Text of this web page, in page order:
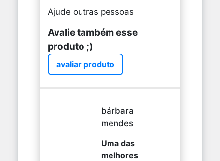
Ajude outras pessoas
Avalie também esse
produto ;)
avaliar produto
bárbara
mendes
Uma das
melhores